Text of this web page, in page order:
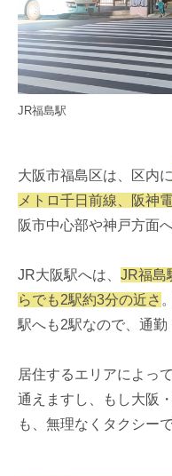
JR福島駅
大阪市福島区は、区内に
メトロ千日前線、阪神
阪市中心部や神戸方面
JR大阪駅へは、 JR福島
らでも2駅約3分の近さ
駅へも2駅なので、通勤
居住するエリアによっ
通えますし、もし大阪
も、無理なくタクシー